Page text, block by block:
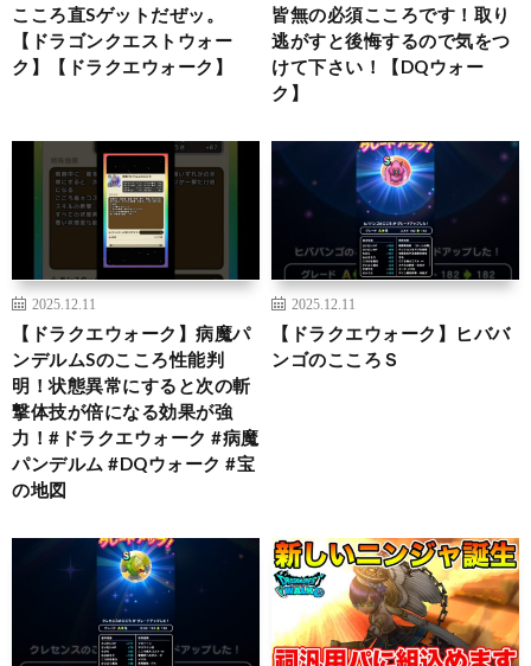
こころ直Sゲットだぜッ。
【ドラゴンクエストウォー
ク】【ドラクエウォーク】
皆無の必須こころです！取り
逃がすと後悔するので気をつ
けて下さい！【DQウォー
ク】
2025.12.11
【ドラクエウォーク】病魔パ
ンデルムSのこころ性能判
明！状態異常にすると次の斬
撃体技が倍になる効果が強
力！#ドラクエウォーク #病魔
パンデルム #DQウォーク #宝
の地図
2025.12.11
【ドラクエウォーク】ヒババ
ンゴのこころＳ